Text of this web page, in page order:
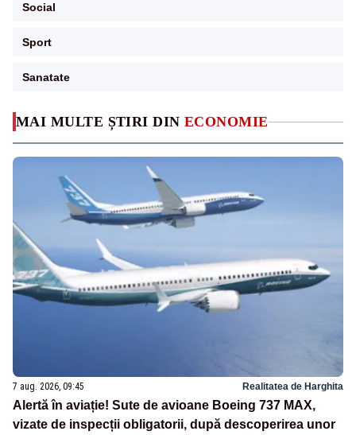
MAI MULTE ȘTIRI DIN ECONOMIE
7 aug. 2026, 09:45 Realitatea de Harghita
Alertă în aviație! Sute de avioane Boeing 737 MAX,
vizate de inspecții obligatorii, după descoperirea unor
Social
Sport
Sanatate